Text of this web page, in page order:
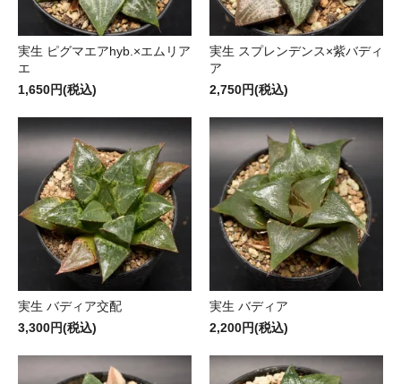
実生 ピグマエアhyb.×エムリア
エ
1,650円(税込)
実生 スプレンデンス×紫バディ
ア
2,750円(税込)
実生 バディア交配
3,300円(税込)
実生 バディア
2,200円(税込)